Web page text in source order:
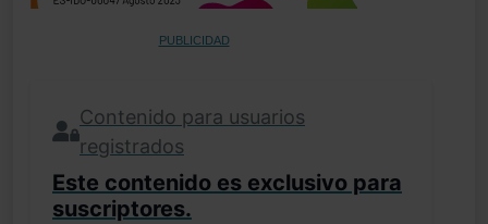
PUBLICIDAD
Contenido para usuarios
registrados
Este contenido es exclusivo para
suscriptores.